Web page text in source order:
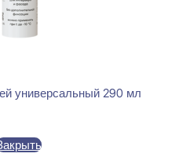
универсальный 290 мл